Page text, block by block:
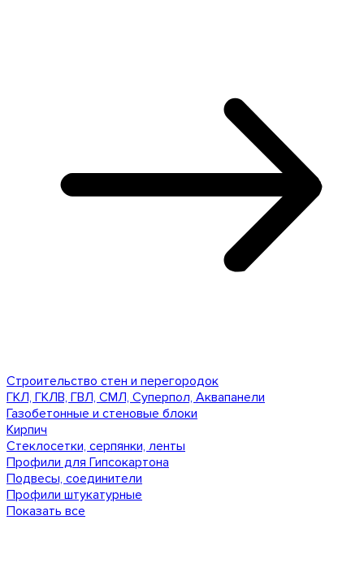
Строительство стен и перегородок
ГКЛ, ГКЛВ, ГВЛ, СМЛ, Суперпол, Аквапанели
Газобетонные и стеновые блоки
Кирпич
Стеклосетки, серпянки, ленты
Профили для Гипсокартона
Подвесы, соединители
Профили штукатурные
Показать все